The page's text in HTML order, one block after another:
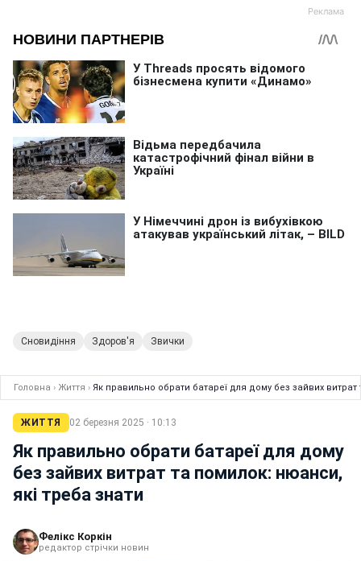
Сновидіння Здоров'я Звички
Головна › Життя › Як правильно обрати батареї для дому без зайвих
ЖИТТЯ 02 березня 2025 · 10:13
Як правильно обрати батареї для дому
без зайвих витрат та помилок: нюанси,
які треба знати
Фелікс Коркін
редактор стрічки новин